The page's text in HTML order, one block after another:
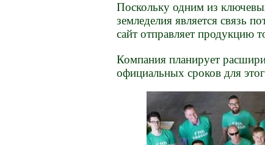
Поскольку одним из
земледелия является связь
сайт отправляет продукцию
Компания планирует
официальных сроков для